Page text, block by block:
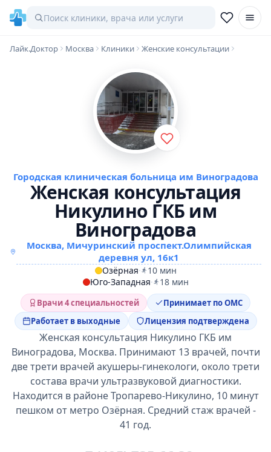
Лайк.Доктор Москва Клиники Женские консультации
Городская клиническая больница им Виноградова
Женская консультация
Никулино ГКБ им
Виноградова
Москва, Мичуринский проспект.Олимпийская
деревня ул, 16к1
Озёрная·
10 мин
Юго-Западная· 18 мин
Врачи 4 специальностей
Принимает по ОМС
Работает в выходные
Лицензия подтверждена
Женская консультация Никулино ГКБ им
Виноградова, Москва. Принимают 13 врачей, почти
две трети врачей акушеры-гинекологи, около трети
состава врачи ультразвуковой диагностики.
Находится в районе Тропарево-Никулино, 10 минут
пешком от метро Озёрная. Средний стаж врачей -
41 год.